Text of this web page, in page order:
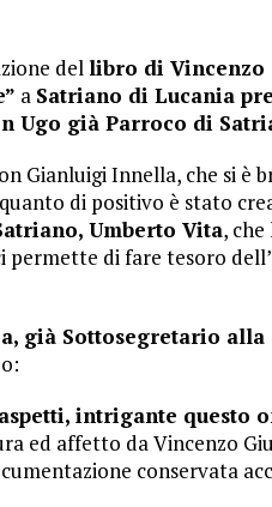
dellibro di Vincenzo
a Satriano di Lucania
Ugo già Parroco di
Gianluigi Innella, che si è
di positivo è stato
Umberto Vita,
permette di fare tesoro
già Sottosegretario
intrigante questo
ed affetto da Vincenzo
conservata